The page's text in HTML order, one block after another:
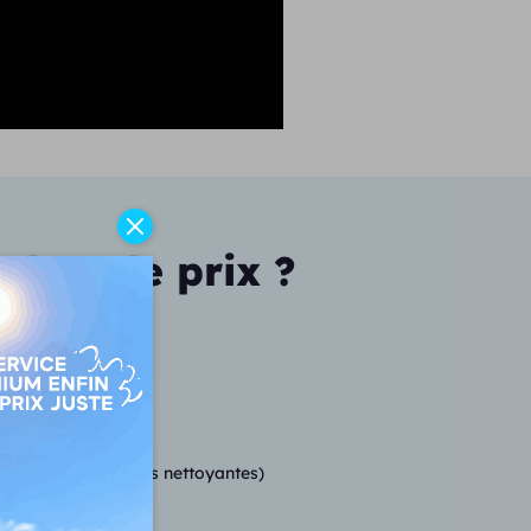
le prix ?
et 10 lingettes nettoyantes)